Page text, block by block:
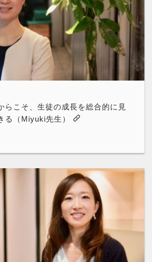
らこそ、生徒の成長を総合的に見
る（Miyuki先生）